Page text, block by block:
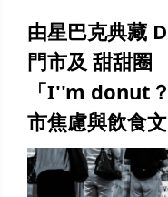
由星巴克典藏
門市及 甜甜圈
「I''m donut
市焦慮與飲食文